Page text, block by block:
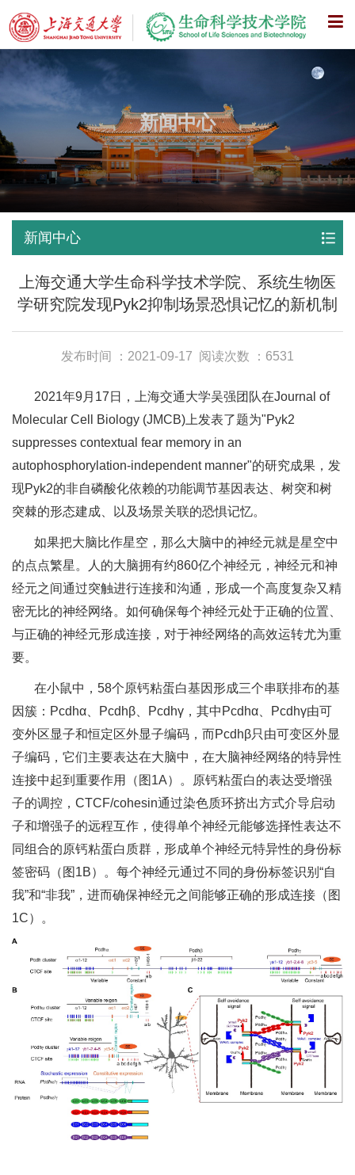
X
新闻中心
新闻中心
上海交通大学生命科学技术学院、系统生物医
学研究院发现Pyk2抑制场景恐惧记忆的新机制
发布时间 ：2021-09-17 阅读次数 ：6531
2021年9月17日，上海交通大学吴强团队在Journal of
Molecular Cell Biology (JMCB)上发表了题为"Pyk2
suppresses contextual fear memory in an
autophosphorylation-independent manner"的研究成果，发
现Pyk2的非自磷酸化依赖的功能调节基因表达、树突和树
突棘的形态建成、以及场景关联的恐惧记忆。
如果把大脑比作星空，那么大脑中的神经元就是星空中
的点点繁星。人的大脑拥有约860亿个神经元，神经元和神
经元之间通过突触进行连接和沟通，形成一个高度复杂又精
密无比的神经网络。如何确保每个神经元处于正确的位置、
与正确的神经元形成连接，对于神经网络的高效运转尤为重
要。
在小鼠中，58个原钙粘蛋白基因形成三个串联排布的基
因簇：Pcdhα、Pcdhβ、Pcdhγ，其中Pcdhα、Pcdhγ由可
变外区显子和恒定区外显子编码，而Pcdhβ只由可变区外显
子编码，它们主要表达在大脑中，在大脑神经网络的特异性
连接中起到重要作用（图1A）。原钙粘蛋白的表达受增强
子的调控，CTCF/cohesin通过染色质环挤出方式介导启动
子和增强子的远程互作，使得单个神经元能够选择性表达不
同组合的原钙粘蛋白质群，形成单个神经元特异性的身份标
签密码（图1B）。每个神经元通过不同的身份标签识别“自
我”和“非我”，进而确保神经元之间能够正确的形成连接（图
1C）。